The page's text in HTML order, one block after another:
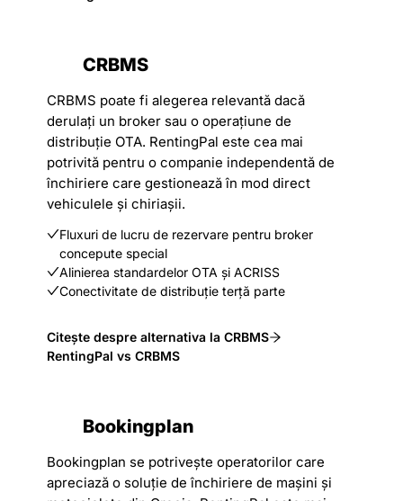
CRBMS
CRBMS poate fi alegerea relevantă dacă
derulați un broker sau o operațiune de
distribuție OTA. RentingPal este cea mai
potrivită pentru o companie independentă de
închiriere care gestionează în mod direct
vehiculele și chiriașii.
Fluxuri de lucru de rezervare pentru broker
concepute special
Alinierea standardelor OTA și ACRISS
Conectivitate de distribuție terță parte
Citește despre alternativa la CRBMS
RentingPal vs CRBMS
Bookingplan
Bookingplan se potrivește operatorilor care
apreciază o soluție de închiriere de mașini și